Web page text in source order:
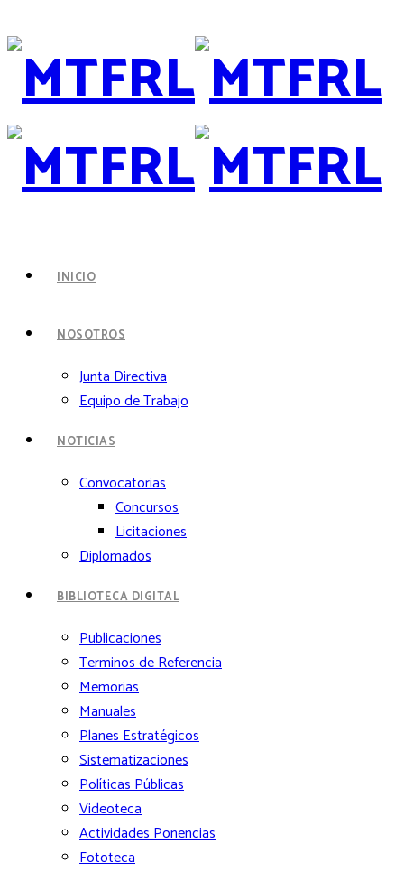
INICIO
NOSOTROS
Junta Directiva
Equipo de Trabajo
NOTICIAS
Convocatorias
Concursos
Licitaciones
Diplomados
BIBLIOTECA DIGITAL
Publicaciones
Terminos de Referencia
Memorias
Manuales
Planes Estratégicos
Sistematizaciones
Políticas Públicas
Videoteca
Actividades Ponencias
Fototeca